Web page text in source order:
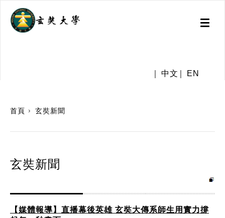
Toggle
中文 EN
首頁 玄奘新聞
玄奘新聞
【媒體報導】直播幕後英雄 玄奘大傳系師生用實力撐